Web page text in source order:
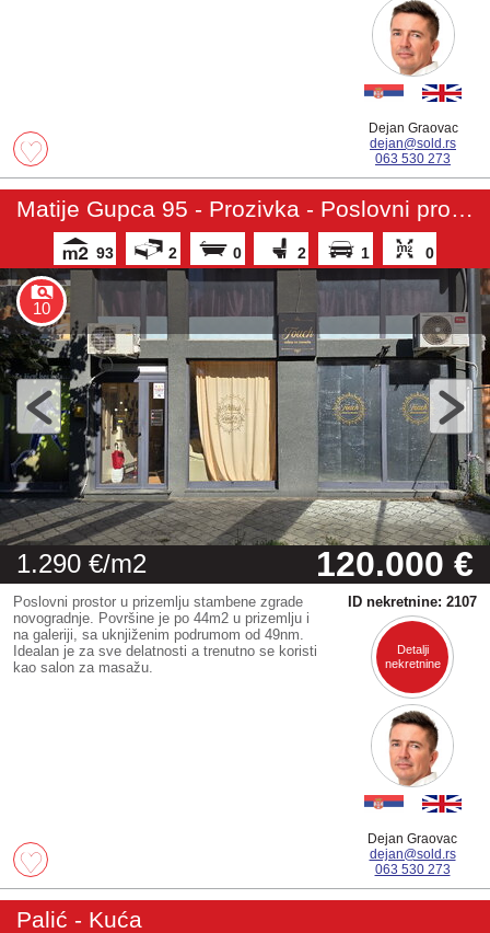
Dejan Graovac
dejan@sold.rs
063 530 273
Matije Gupca 95 - Prozivka - Poslovni prostor
93 2 0 2 1 0
10
1.290 €/m2 120.000 €
Poslovni prostor u prizemlju stambene zgrade
novogradnje. Površine je po 44m2 u prizemlju i
na galeriji, sa uknjiženim podrumom od 49nm.
Idealan je za sve delatnosti a trenutno se koristi
kao salon za masažu.
ID nekretnine: 2107
Detalji
nekretnine
Dejan Graovac
dejan@sold.rs
063 530 273
Palić - Kuća